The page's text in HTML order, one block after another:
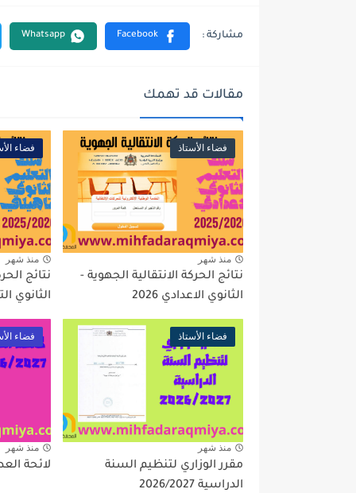
مقالات قد تهمك
فضاء الأستاذ
منذ شهر
نتائج الحركة الانتقالية الجهوية -
الثانوي الاعدادي 2026
فضاء
منذ شهر
نتائج
الثانوي
فضاء الأستاذ
منذ شهر
مقرر الوزاري لتنظيم السنة
الدراسية 2026/2027
فضاء
منذ شهر
لائحة العطل